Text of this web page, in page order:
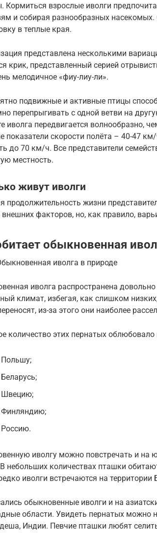
Кормиться взрослые иволги
и собирая разнообразных
в теплые края.
представлена несколькими
крик, представленный серией
мелодичное «фиу-лиу-ли».
подвижные и активные птицы
перепрыгивать с одной ветви на
иволга передвигается волнообразно,
показатели скорости полёта – 40-47
до 70 км/ч. Все представители
местность.
живут иволги
продолжительность жизни
факторов, но, как правило,
обыкновенная
иволга в природе
иволга распространена
климат, избегая, как слишком
из-за этого они наиболее
количество этих пернатых
Польшу;
Беларусь;
Швецию;
Финляндию;
Россию.
иволгу можно повстречать и на
небольших количествах пташки
иволги встречаются на территории
обыкновенные иволги и на
области. Увидеть пернатых можно
Индии. Певчие пташки любят